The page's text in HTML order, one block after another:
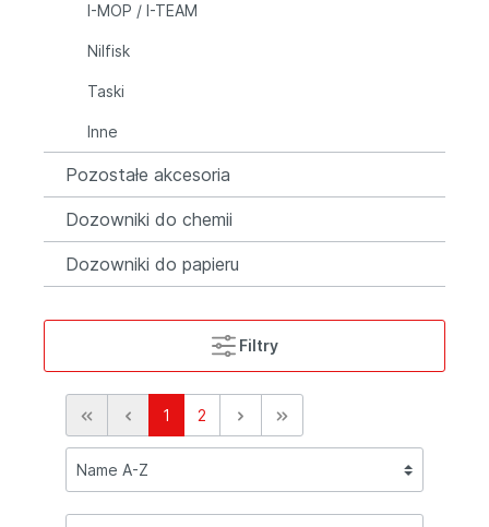
I-MOP / I-TEAM
Nilfisk
Taski
Inne
Pozostałe akcesoria
Dozowniki do chemii
Dozowniki do papieru
Filtry
1 2